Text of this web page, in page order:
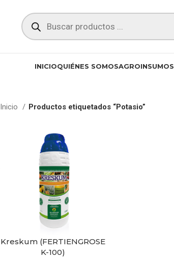
INICIOQUIÉNES SOMOSAGROINSUMOS
Inicio Productos etiquetados “Potasio”
SELECCIONAR OPCIONES
Kreskum (FERTIENGROSE
K-100)